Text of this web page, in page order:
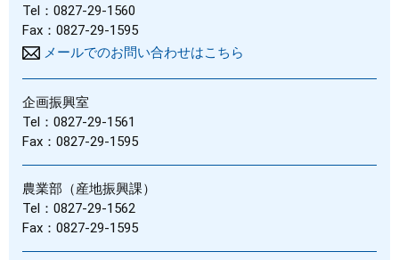
Tel：0827-29-1560
Fax：0827-29-1595
メールでのお問い合わせはこちら
企画振興室
Tel：0827-29-1561
Fax：0827-29-1595
農業部（産地振興課）
Tel：0827-29-1562
Fax：0827-29-1595